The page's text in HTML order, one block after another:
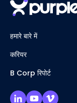
हमारे बारे में
करियर
B Corp रिपोर्ट